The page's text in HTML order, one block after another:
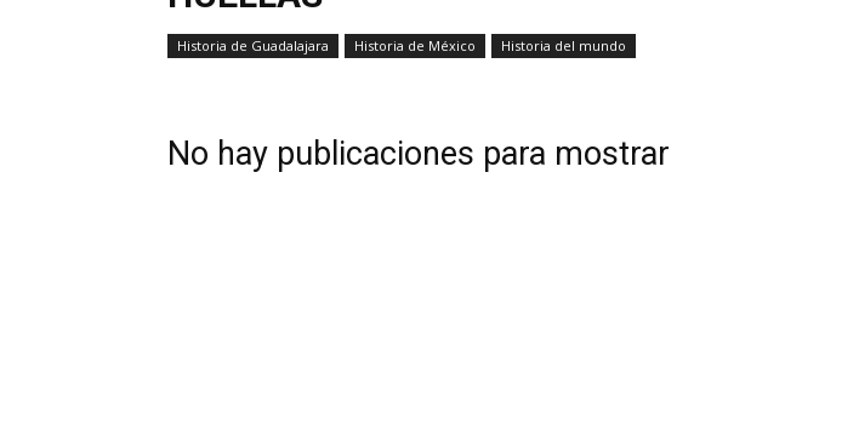
Historia de Guadalajara Historia de México Historia del mundo
No hay publicaciones para mostrar